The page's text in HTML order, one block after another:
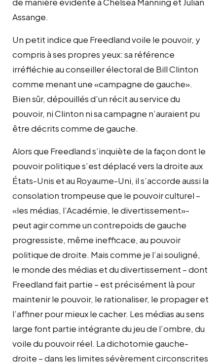
Assange.
Un petit indice que Freedland voile le pouvoir, y
compris à ses propres yeux: sa référence
irréfléchie au conseiller électoral de Bill Clinton
comme menant une «campagne de gauche».
Bien sûr, dépouillés d’un récit au service du
pouvoir, ni Clinton ni sa campagne n’auraient pu
être décrits comme de gauche.
Alors que Freedland s’inquiète de la façon dont le
pouvoir politique s’est déplacé vers la droite aux
États-Unis et au Royaume-Uni, il s’accorde aussi la
consolation trompeuse que le pouvoir culturel –
«les médias, l’Académie, le divertissement»-
peut agir comme un contrepoids de gauche
progressiste, même inefficace, au pouvoir
politique de droite. Mais comme je l’ai souligné,
le monde des médias et du divertissement – dont
Freedland fait partie – est précisément là pour
maintenir le pouvoir, le rationaliser, le propager et
l’affiner pour mieux le cacher. Les médias au sens
large font partie intégrante du jeu de l’ombre, du
voile du pouvoir réel. La dichotomie gauche-
droite – dans les limites sévèrement circonscrites